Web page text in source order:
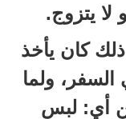
يتزوج.
كان يأخذ
السفر، ولما
أي: لبس